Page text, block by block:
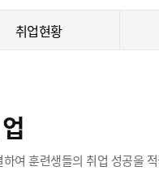
취업현황
여 훈련생들의 취업 성공을